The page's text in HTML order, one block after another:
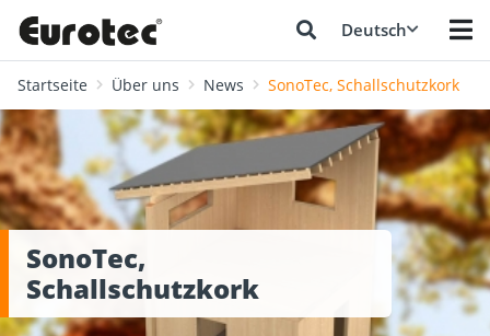
Deutsch
Startseite Über uns News SonoTec, Schallschutzkork
SonoTec,
Schallschutzkork